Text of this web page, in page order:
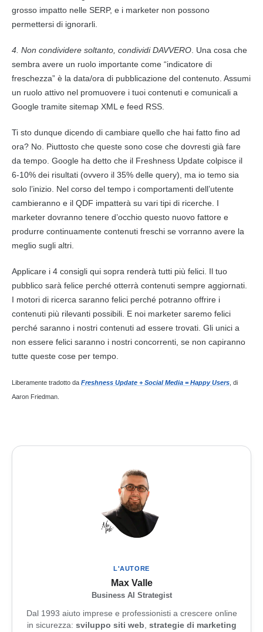
grosso impatto nelle SERP, e i marketer non possono
permettersi di ignorarli.
4. Non condividere soltanto, condividi DAVVERO . Una cosa che
sembra avere un ruolo importante come “indicatore di
freschezza” è la data/ora di pubblicazione del contenuto . Assumi
un ruolo attivo nel promuovere i tuoi contenuti e comunicali a
Google tramite sitemap XML e feed RSS.
Ti sto dunque dicendo di cambiare quello che hai fatto fino ad
ora? No. Piuttosto che queste sono cose che dovresti già fare
da tempo. Google ha detto che il Freshness Update colpisce il
6-10% dei risultati (ovvero il 35% delle query), ma io temo sia
solo l’inizio. Nel corso del tempo i comportamenti dell’utente
cambieranno e il QDF impatterà su vari tipi di ricerche. I
marketer dovranno tenere d’occhio questo nuovo fattore e
produrre continuamente contenuti freschi se vorranno avere la
meglio sugli altri.
Applicare i 4 consigli qui sopra renderà tutti più felici. Il tuo
pubblico sarà felice perché otterrà contenuti sempre aggiornati.
I motori di ricerca saranno felici perché potranno offrire i
contenuti più rilevanti possibili. E noi marketer saremo felici
perché saranno i nostri contenuti ad essere trovati. Gli unici a
non essere felici saranno i nostri concorrenti, se non capiranno
tutte queste cose per tempo.
Liberamente tradotto da Freshness Update + Social Media = Happy Users , di
Aaron Friedman.
L'AUTORE
Max Valle
Business AI Strategist
Dal 1993 aiuto imprese e professionisti a crescere online
in sicurezza: sviluppo siti web, strategie di marketing